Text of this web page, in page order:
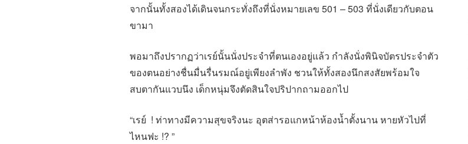
จากนั้นทั้งสองได้เดินจนกระทั่งถึงที่นั่งหมายเลข 501 – 503 ที่นั่งเดียวกับตอน
ขามา
พอมาถึงปรากฏว่าเรย์นั้นนั่งประจำที่ตนเองอยู่แล้ว กำลังนั่งพินิจบัตรประจำตัว
ของตนอย่างชื่นมื่นรื่นรมณ์อยู่เพียงลำพัง ชวนให้ทั้งสองนึกสงสัยพร้อมใจ
สบตากันแวบนึง เด็กหนุ่มจึงตัดสินใจปริปากถามออกไป
“เรย์ ! ท่าทางมีความสุขจริงนะ อุตส่ารอแกหน้าห้องน้ำตั้งนาน หายหัวไปที่
ไหนฟะ !? ”